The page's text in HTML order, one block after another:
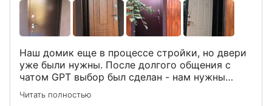
Наш домик еще в процессе стройки, но двери
уже были нужны. После долгого общения с
чатом GPT выбор был сделан - нам нужны
двери Аргус Термо Композит, которые нашлись
в компании ДвериОпт . Менеджер Филипп
Читать полностью